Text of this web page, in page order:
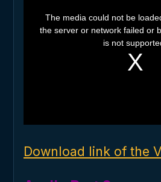
o
w
The media could not be
the server or network failed or
is not
Download link of the